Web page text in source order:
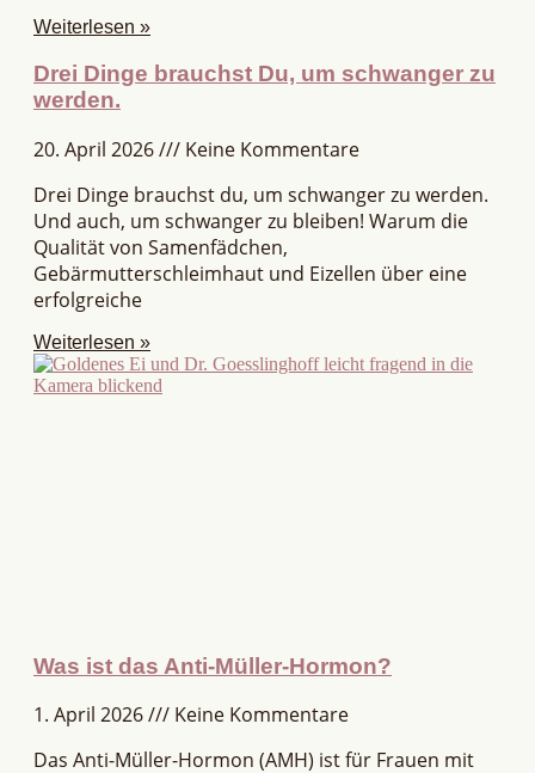
Weiterlesen »
Drei Dinge brauchst Du, um schwanger zu
werden.
20. April 2026
Keine Kommentare
Drei Dinge brauchst du, um schwanger zu werden.
Und auch, um schwanger zu bleiben! Warum die
Qualität von Samenfädchen,
Gebärmutterschleimhaut und Eizellen über eine
erfolgreiche
Weiterlesen »
Was ist das Anti-Müller-Hormon?
1. April 2026
Keine Kommentare
Das Anti-Müller-Hormon (AMH) ist für Frauen mit